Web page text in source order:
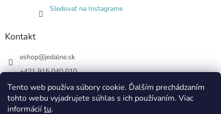
Tento web používa súbory cookie. Ďalším prechádzaním
tohto webu vyjadrujete súhlas s ich používaním. Viac
informáciítu.
Sledovať na Instagrame
Kontakt
eshop@jedalne.sk
+421 915 040 010
Jedalne.sk
jedalne.sk